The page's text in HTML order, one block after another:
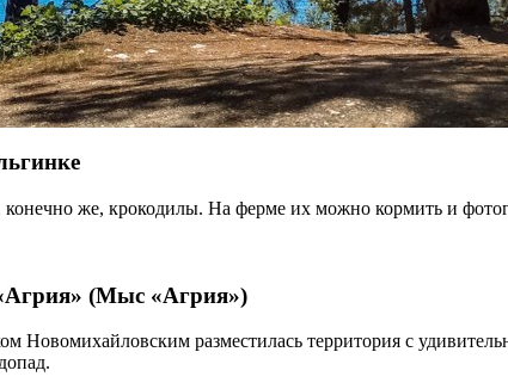
же, крокодилы. На ферме их можно кормить и
(Мыс «Агрия»)
Новомихайловским разместилась территория с